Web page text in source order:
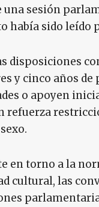
una sesión
había sido leído
disposiciones
y cinco años
o apoyen
refuerza
en torno a la
cultural, las